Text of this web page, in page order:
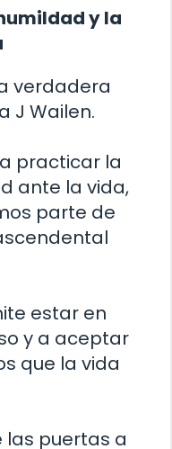
y la
verdadera
J Wailen.
practicar la
ante la vida,
parte de
estar en
y a aceptar
que la vida
las puertas a